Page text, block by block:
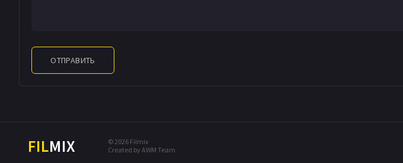
ОТПРАВИТЬ
FILMIX
© 2026 Filmix
Created by AWM Team